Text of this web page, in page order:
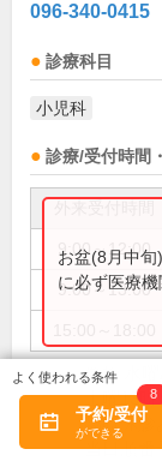
096-340-0415
診療科目
小児科
診療/受付時間
9:00～12:00
9:00～13:00
お盆(8月中
に必ず医療機
備考:
土曜13時
臨時休診
当日順番
予約/受付
8